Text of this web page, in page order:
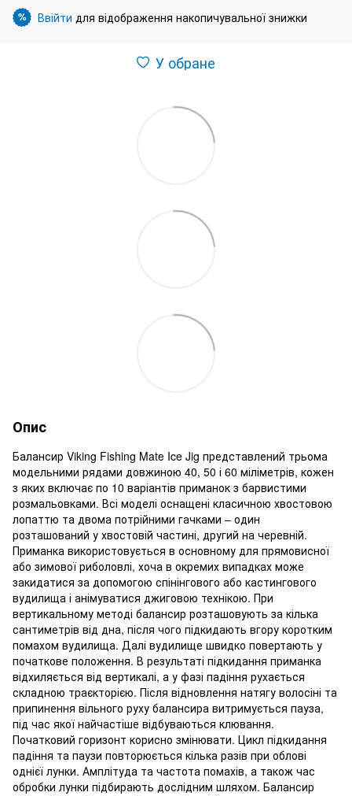
% Ввійти для відображення накопичувальної знижки
У обране
Опис
Балансир Viking Fishing Mate Ice Jig представлений трьома
модельними рядами довжиною 40, 50 і 60 міліметрів, кожен
з яких включає по 10 варіантів приманок з барвистими
розмальовками. Всі моделі оснащені класичною хвостовою
лопаттю та двома потрійними гачками – один
розташований у хвостовій частині, другий на черевній.
Приманка використовується в основному для прямовисної
або зимової риболовлі, хоча в окремих випадках може
закидатися за допомогою спінінгового або кастингового
вудилища і анімуватися джиговою технікою. При
вертикальному методі балансир розташовують за кілька
сантиметрів від дна, після чого підкидають вгору коротким
помахом вудилища. Далі вудилище швидко повертають у
початкове положення. В результаті підкидання приманка
відхиляється від вертикалі, а у фазі падіння рухається
складною траєкторією. Після відновлення натягу волосіні та
припинення вільного руху балансира витримується пауза,
під час якої найчастіше відбуваються клювання.
Початковий горизонт корисно змінювати. Цикл підкидання
падіння та паузи повторюється кілька разів при облові
однієї лунки. Амплітуда та частота помахів, а також час
обробки лунки підбирають дослідним шляхом. Балансир